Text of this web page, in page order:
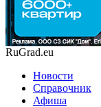
RuGrad.eu
Новости
Справочник
Афиша